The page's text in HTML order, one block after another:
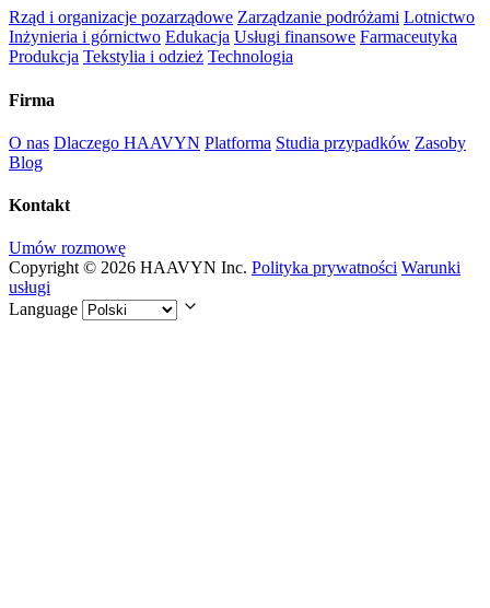
Rząd i organizacje pozarządowe Zarządzanie podróżami Lotnictwo
Inżynieria i górnictwo Edukacja Usługi finansowe Farmaceutyka
Produkcja Tekstylia i odzież Technologia
Firma
O nas Dlaczego HAAVYN Platforma Studia przypadków Zasoby
Blog
Kontakt
Umów rozmowę
Copyright © 2026 HAAVYN Inc. Polityka prywatności Warunki
usługi
Language